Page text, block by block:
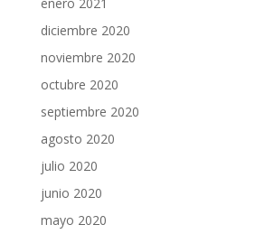
diciembre 2020
noviembre 2020
octubre 2020
septiembre 2020
agosto 2020
julio 2020
junio 2020
mayo 2020